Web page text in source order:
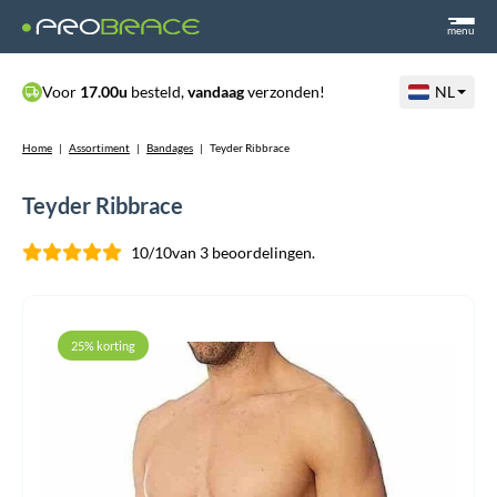
menu
Voor 17.00u besteld,vandaagverzonden! NL
Home | Assortiment | Bandages | Teyder Ribbrace
Teyder Ribbrace
10/10van 3 beoordelingen.
25% korting